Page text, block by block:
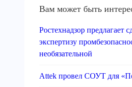
Вам может быть
Ростехнадзор предлагает
экспертизу
необязательной
Attek провел СОУТ для